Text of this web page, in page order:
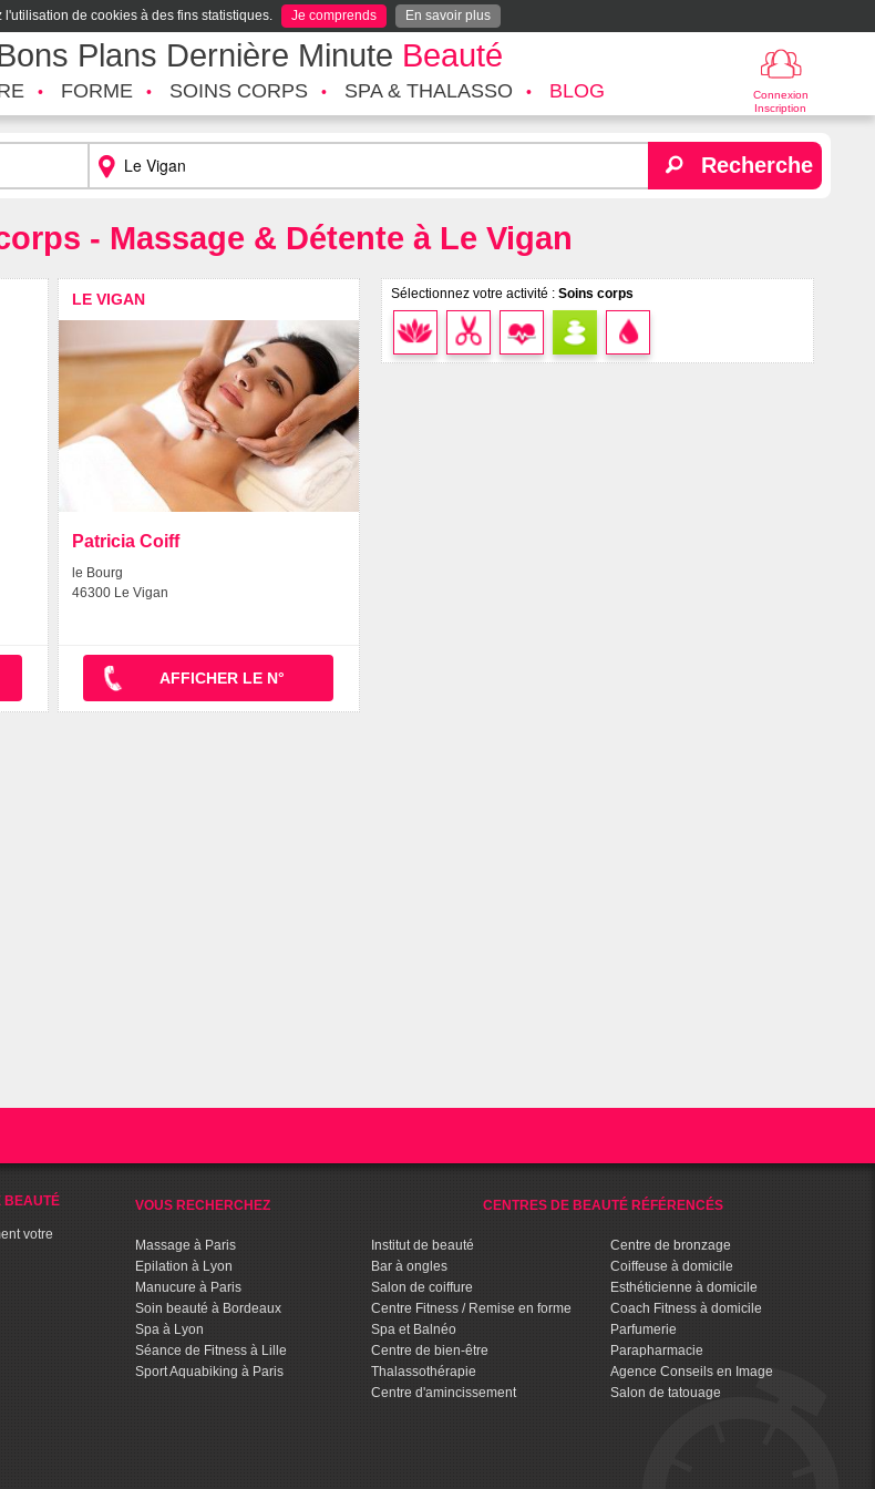
de cookies à des fins statistiques. Je comprends En savoir plus
Plans Dernière Minute Beauté
Connexion
Inscription
FORME SOINS CORPS SPA & THALASSO BLOG
Recherche
- Massage & Détente à Le Vigan
Sélectionnez votre activité : Soins corps
LE VIGAN
Patricia Coiff
le Bourg
46300 Le Vigan
AFFICHER LE N°
BEAUTÉ
votre
VOUS RECHERCHEZ
Massage à Paris
Epilation à Lyon
Manucure à Paris
Soin beauté à Bordeaux
Spa à Lyon
Séance de Fitness à Lille
Sport Aquabiking à Paris
CENTRES DE BEAUTÉ RÉFÉRENCÉS
Institut de beauté
Bar à ongles
Salon de coiffure
Centre Fitness / Remise en forme
Spa et Balnéo
Centre de bien-être
Thalassothérapie
Centre d'amincissement
Centre de bronzage
Coiffeuse à domicile
Esthéticienne à domicile
Coach Fitness à domicile
Parfumerie
Parapharmacie
Agence Conseils en Image
Salon de tatouage